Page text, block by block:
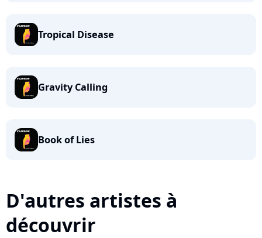
Tropical Disease
Gravity Calling
Book of Lies
D'autres artistes à
découvrir